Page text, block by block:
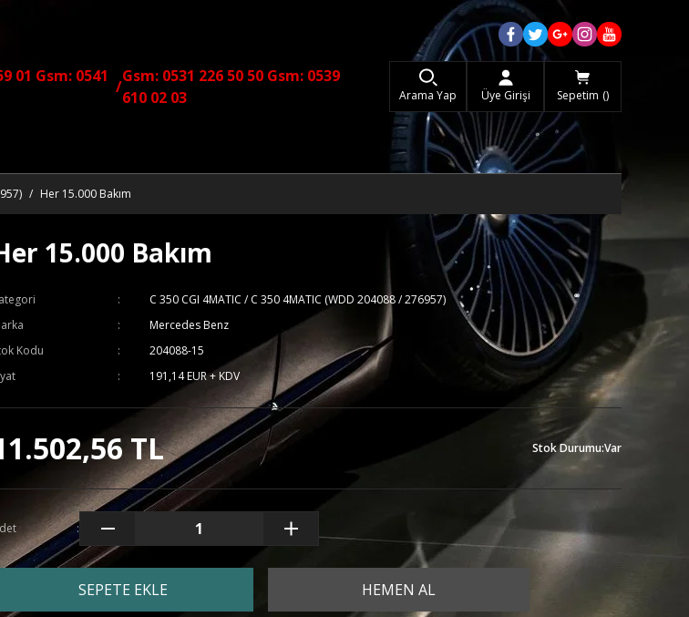
01 Gsm: 0541
/
Gsm: 0531 226 50 50 Gsm: 0539
610 02 03
Arama Yap Üye Girişi Sepetim
Her 15.000 Bakım
15.000 Bakım
C 350 CGI 4MATIC / C 350 4MATIC (WDD 204088 / 276957)
Mercedes Benz
Kodu
204088-15
191,14 EUR + KDV
TL Stok Durumu:Var
SEPETE EKLE HEMEN AL